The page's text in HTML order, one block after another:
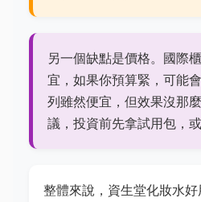
另一個缺點是價格。國際
宜，如果你預算緊，可能
列雖然便宜，但效果沒那
議，投資前先拿試用包，
整體來說，資生堂化妝水